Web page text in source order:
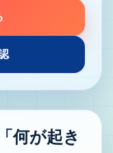
何が起き